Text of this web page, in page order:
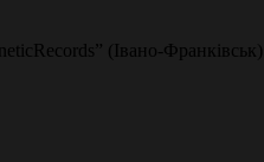
(Івано-Франківськ)